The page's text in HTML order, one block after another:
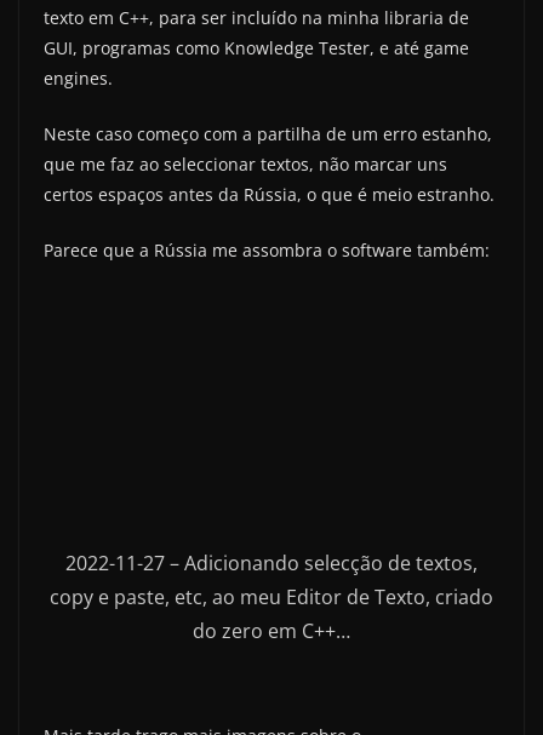
texto em C++, para ser incluído na minha libraria de
GUI, programas como Knowledge Tester, e até game
engines.
Neste caso começo com a partilha de um erro estanho,
que me faz ao seleccionar textos, não marcar uns
certos espaços antes da Rússia, o que é meio estranho.
Parece que a Rússia me assombra o software também:
2022-11-27 – Adicionando selecção de textos,
copy e paste, etc, ao meu Editor de Texto, criado
do zero em C++…